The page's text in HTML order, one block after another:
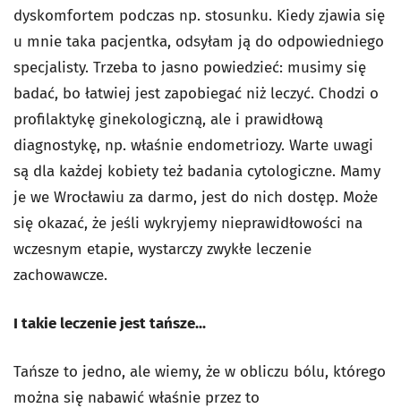
dyskomfortem podczas np. stosunku. Kiedy zjawia się
u mnie taka pacjentka, odsyłam ją do odpowiedniego
specjalisty. Trzeba to jasno powiedzieć: musimy się
badać, bo łatwiej jest zapobiegać niż leczyć. Chodzi o
profilaktykę ginekologiczną, ale i prawidłową
diagnostykę, np. właśnie endometriozy. Warte uwagi
są dla każdej kobiety też badania cytologiczne. Mamy
je we Wrocławiu za darmo, jest do nich dostęp. Może
się okazać, że jeśli wykryjemy nieprawidłowości na
wczesnym etapie, wystarczy zwykłe leczenie
zachowawcze.
I takie leczenie jest tańsze...
Tańsze to jedno, ale wiemy, że w obliczu bólu, którego
można się nabawić właśnie przez to